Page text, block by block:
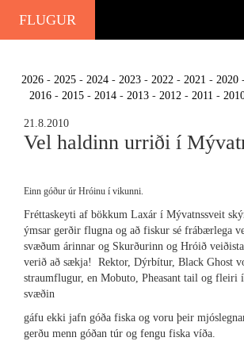
FLUGUR
2026 - 2025 - 2024 - 2023 - 2022 - 2021 - 2020
2016 - 2015 - 2014 - 2013 - 2012 - 2011 -
21.8.2010
Vel haldinn urriði í
Einn góður úr Hróinu í vikunni.
Fréttaskeyti af bökkum Laxár í Mývatnssveit
ýmsar gerðir flugna og að fiskur sé frábærlega
svæðum árinnar og Skurðurinn og Hróið
verið að sækja! Rektor, Dýrbítur, Black Ghost
straumflugur, en Mobuto, Pheasant tail og
svæðin
gáfu ekki jafn góða fiska og voru þeir
gerðu menn góðan túr og fengu fiska víða.